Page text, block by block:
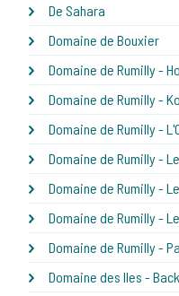
De Sahara
Domaine de Bouxier
Domaine de Rumilly -
Domaine de Rumilly -
Domaine de Rumilly -
Domaine de Rumilly -
Domaine de Rumilly -
Domaine de Rumilly -
Domaine de Rumilly -
Domaine des Iles -